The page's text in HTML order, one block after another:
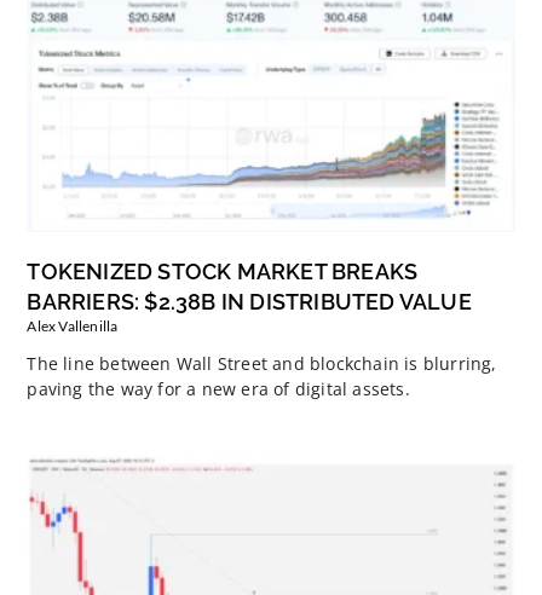
TOKENIZED STOCK MARKET BREAKS
BARRIERS: $2.38B IN DISTRIBUTED VALUE
Alex Vallenilla
The line between Wall Street and blockchain is blurring,
paving the way for a new era of digital assets.